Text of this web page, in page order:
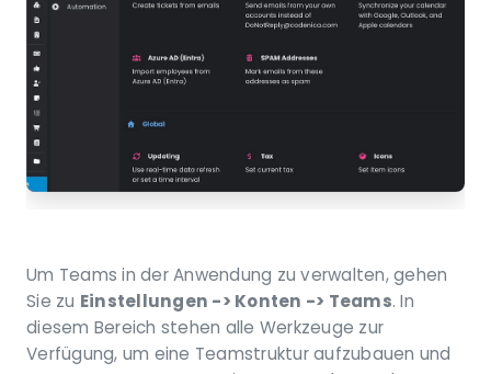
Um Teams in der Anwendung zu verwalten, gehen
Sie zu Einstellungen -> Konten -> Teams. In
diesem Bereich stehen alle Werkzeuge zur
Verfügung, um eine Teamstruktur aufzubauen und